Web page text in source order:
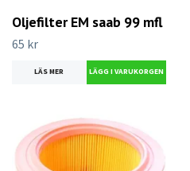
Oljefilter EM saab 99 mfl
65 kr
LÄS MER